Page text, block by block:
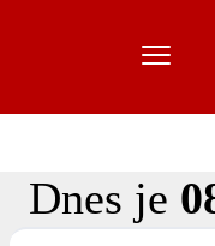
Dnes je